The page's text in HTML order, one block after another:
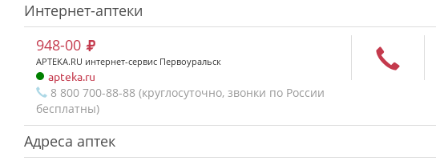
Интернет-аптеки
948-00
APTEKA.RU интернет-сервис Первоуральск
apteka.ru
8 800 700-88-88 (круглосуточно, звонки по России
бесплатны)
Адреса аптек